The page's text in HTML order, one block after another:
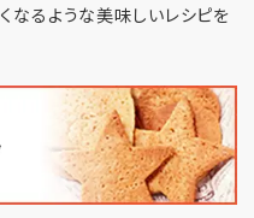
なるような美味しいレシピを